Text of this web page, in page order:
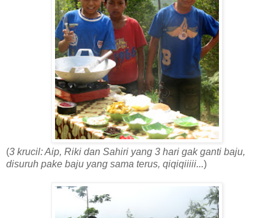
(3 krucil: Aip, Riki dan Sahiri yang 3 hari gak ganti baju,
disuruh pake baju yang sama terus, qiqiqiiiii...)